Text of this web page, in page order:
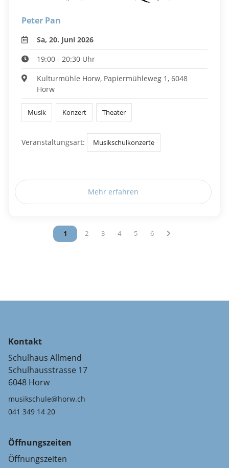
Peter Pan
Sa, 20. Juni 2026
19:00 - 20:30 Uhr
Kulturmühle Horw, Papiermühleweg 1, 6048
Horw
Musik Konzert Theater
Veranstaltungsart: Musikschulkonzerte
Mehr erfahren
Vous êtes sur la page
1 Vous êtes sur la page
2 Vous êtes sur la page
3 Vous êtes sur la page
4 Vous êtes sur la page
5 Vous êtes sur la page
6
Kontakt
Schulhaus Allmend
Schulhausstrasse 17
6048 Horw
musikschule@horw.ch
041 349 14 20
Öffnungszeiten
Öffnungszeiten